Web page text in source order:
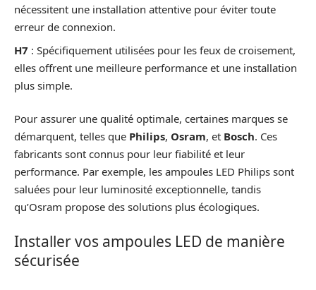
nécessitent une installation attentive pour éviter toute
erreur de connexion.
H7 : Spécifiquement utilisées pour les feux de croisement,
elles offrent une meilleure performance et une installation
plus simple.
Pour assurer une qualité optimale, certaines marques se
démarquent, telles que Philips, Osram, et Bosch. Ces
fabricants sont connus pour leur fiabilité et leur
performance. Par exemple, les ampoules LED Philips sont
saluées pour leur luminosité exceptionnelle, tandis
qu’Osram propose des solutions plus écologiques.
Installer vos ampoules LED de manière
sécurisée